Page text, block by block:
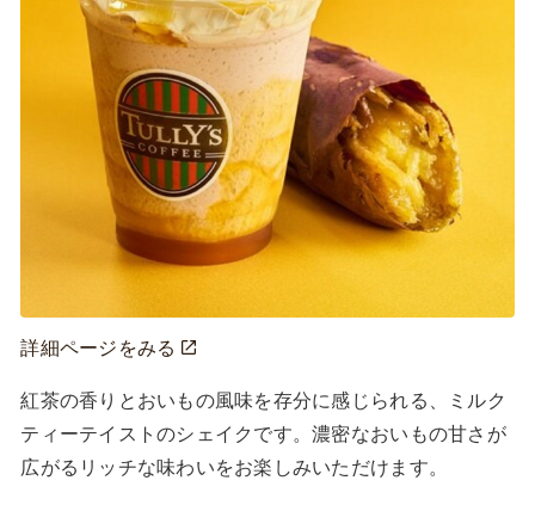
詳細ページをみる
紅茶の香りとおいもの風味を存分に感じられる、ミルク
ティーテイストのシェイクです。濃密なおいもの甘さが
広がるリッチな味わいをお楽しみいただけます。